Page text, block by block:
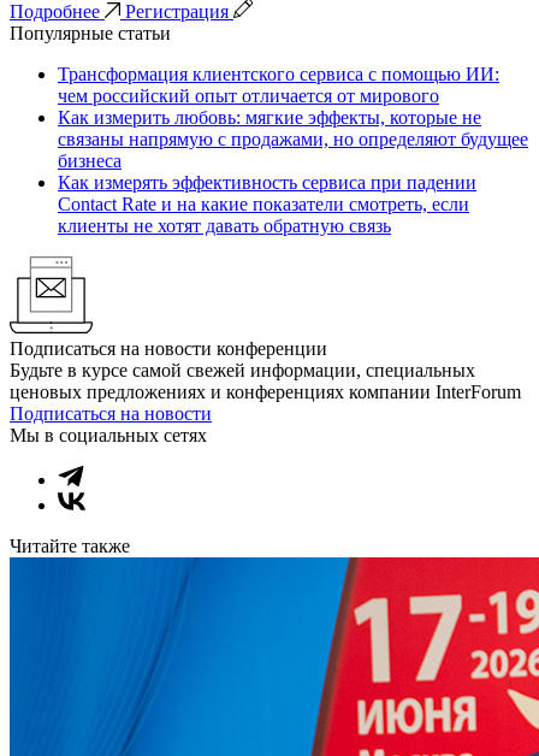
Подробнее
Регистрация
Популярные статьи
Трансформация клиентского сервиса с помощью ИИ:
чем российский опыт отличается от мирового
Как измерить любовь: мягкие эффекты, которые не
связаны напрямую с продажами, но определяют будущее
бизнеса
Как измерять эффективность сервиса при падении
Contact Rate и на какие показатели смотреть, если
клиенты не хотят давать обратную связь
Подписаться на новости конференции
Будьте в курсе самой свежей информации, специальных
ценовых предложениях и конференциях компании InterForum
Подписаться на новости
Мы в социальных сетях
Читайте также